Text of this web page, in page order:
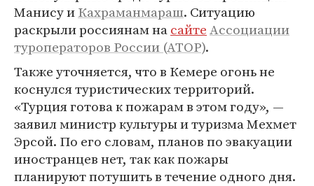
Манису иКахраманмараш. Ситуацию
раскрыли россиянам насайтеАссоциации
туроператоров России (АТОР).
Также уточняется, что в Кемере огонь не
коснулся туристических территорий.
«Турция готова к пожарам в этом году», —
заявил министр культуры и туризма Мехмет
Эрсой. По его словам, планов по эвакуации
иностранцев нет, так как пожары
планируют потушить в течение одного дня.